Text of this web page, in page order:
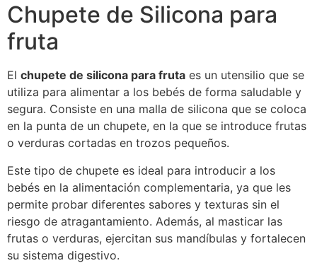
Chupete de Silicona para
fruta
El chupete de silicona para fruta es un utensilio que se
utiliza para alimentar a los bebés de forma saludable y
segura. Consiste en una malla de silicona que se coloca
en la punta de un chupete, en la que se introduce frutas
o verduras cortadas en trozos pequeños.
Este tipo de chupete es ideal para introducir a los
bebés en la alimentación complementaria, ya que les
permite probar diferentes sabores y texturas sin el
riesgo de atragantamiento. Además, al masticar las
frutas o verduras, ejercitan sus mandíbulas y fortalecen
su sistema digestivo.